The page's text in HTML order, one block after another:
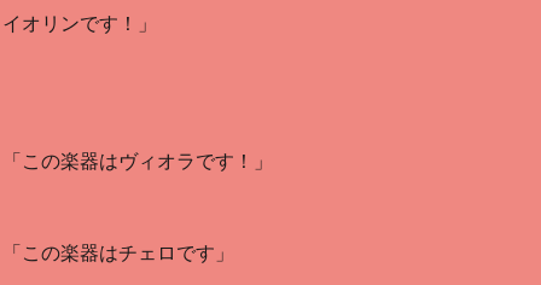
イオリンです！」
「この楽器はヴィオラです！」
「この楽器はチェロです」